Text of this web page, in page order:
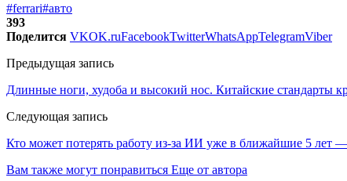
#ferrari#авто
393
Поделится VKOK.ruFacebookTwitterWhatsAppTelegramViber
Предыдущая запись
Длинные ноги, худоба и высокий нос. Китайские стандарты
Следующая запись
Кто может потерять работу из-за ИИ уже в ближайшие 5 лет
Вам также могут понравиться Еще от автора